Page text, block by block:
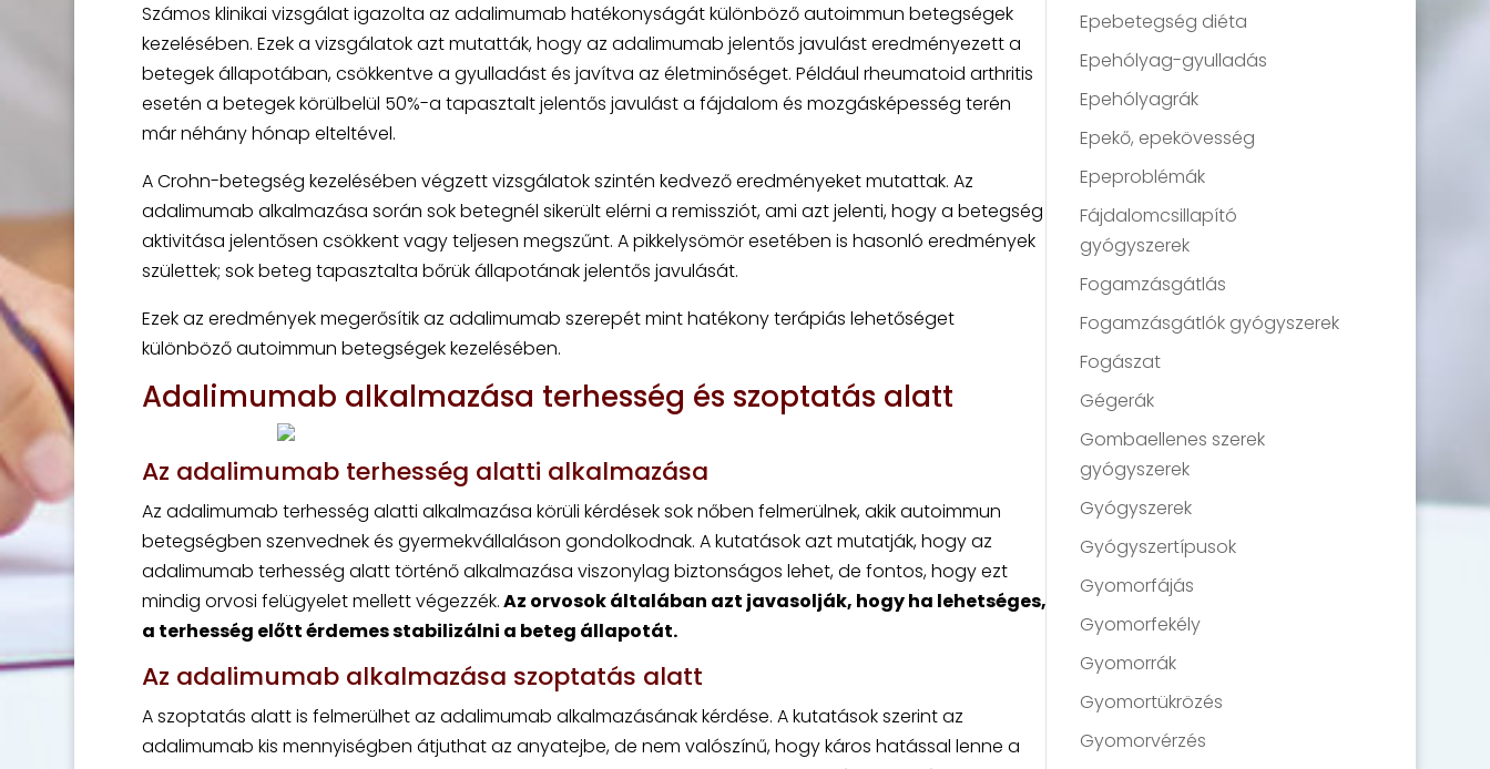
Számos klinikai vizsgálat igazolta az adalimumab hatékonyságát különböző autoimmun betegségek
kezelésében. Ezek a vizsgálatok azt mutatták, hogy az adalimumab jelentős javulást eredményezett a
betegek állapotában, csökkentve a gyulladást és javítva az életminőséget. Például rheumatoid arthritis
esetén a betegek körülbelül 50%-a tapasztalt jelentős javulást a fájdalom és mozgásképesség terén
már néhány hónap elteltével.
A Crohn-betegség kezelésében végzett vizsgálatok szintén kedvező eredményeket mutattak. Az
adalimumab alkalmazása során sok betegnél sikerült elérni a remissziót, ami azt jelenti, hogy a betegség
aktivitása jelentősen csökkent vagy teljesen megszűnt. A pikkelysömör esetében is hasonló eredmények
születtek; sok beteg tapasztalta bőrük állapotának jelentős javulását.
Ezek az eredmények megerősítik az adalimumab szerepét mint hatékony terápiás lehetőséget
különböző autoimmun betegségek kezelésében.
Adalimumab alkalmazása terhesség és szoptatás alatt
Az adalimumab terhesség alatti alkalmazása
Az adalimumab terhesség alatti alkalmazása körüli kérdések sok nőben felmerülnek, akik autoimmun
betegségben szenvednek és gyermekvállaláson gondolkodnak. A kutatások azt mutatják, hogy az
adalimumab terhesség alatt történő alkalmazása viszonylag biztonságos lehet, de fontos, hogy ezt
mindig orvosi felügyelet mellett végezzék.Az orvosok általában azt javasolják, hogy ha lehetséges,
a terhesség előtt érdemes stabilizálni a beteg állapotát.
Az adalimumab alkalmazása szoptatás alatt
A szoptatás alatt is felmerülhet az adalimumab alkalmazásának kérdése. A kutatások szerint az
adalimumab kis mennyiségben átjuthat az anyatejbe, de nem valószínű, hogy káros hatással lenne a
Epebetegség diéta
Epehólyag-gyulladás
Epehólyagrák
Epekő, epekövesség
Epeproblémák
Fájdalomcsillapító
gyógyszerek
Fogamzásgátlás
Fogamzásgátlók gyógyszerek
Fogászat
Gégerák
Gombaellenes szerek
gyógyszerek
Gyógyszerek
Gyógyszertípusok
Gyomorfájás
Gyomorfekély
Gyomorrák
Gyomortükrözés
Gyomorvérzés